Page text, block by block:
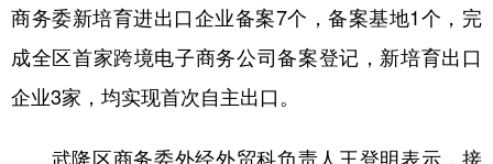
商务委新培育进出口企业备案7个，备案基地1个，完
成全区首家跨境电子商务公司备案登记，新培育出口
企业3家，均实现首次自主出口。
武隆区商务委外经外贸科负责人王登明表示，接